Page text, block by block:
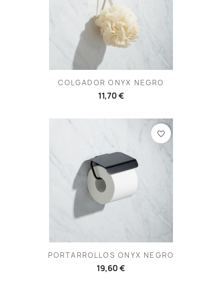
COLGADOR ONYX NEGRO
11,70 €
PORTARROLLOS ONYX NEGRO
19,60 €
favorite_border